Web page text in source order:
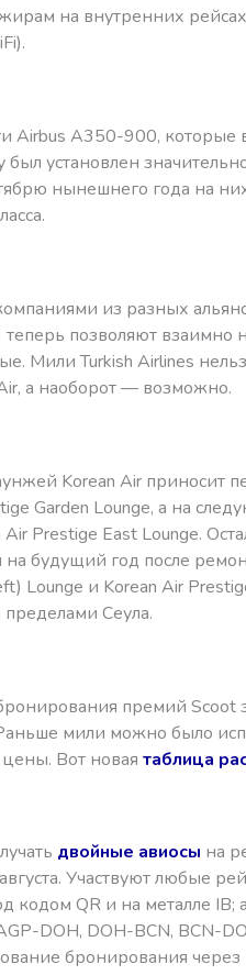
на внутренних
Airbus A350-900, которые
установлен
нынешнего года на
из разных
позволяют взаимно
Мили Turkish Airlines
а наоборот — возможно.
Korean Air приносит
Garden Lounge, а на
Prestige East Lounge.
будущий год после
Lounge и Korean Air
Сеула.
премий Scoot
мили можно было
Вот новая таблица
двойные авиосы на
Участвуют любые
кодом QR и на металле IB;
DOH, DOH-BCN, BCN-
бронирования через